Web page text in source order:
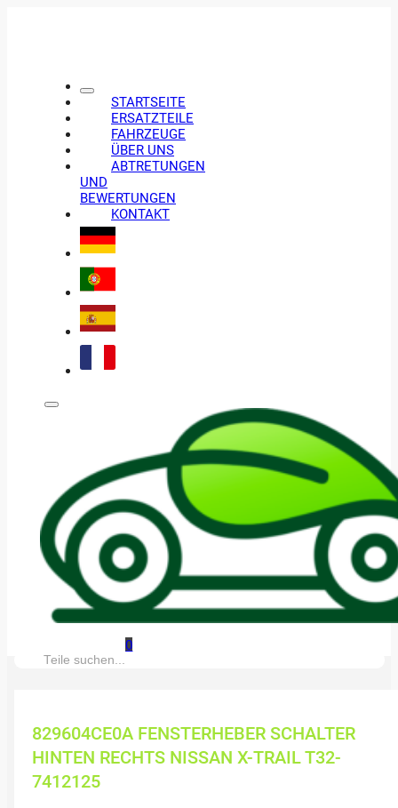
STARTSEITE
ERSATZTEILE
FAHRZEUGE
ÜBER UNS
ABTRETUNGEN
UND
BEWERTUNGEN
KONTAKT
0
Suche:
829604CE0A FENSTERHEBER SCHALTER
HINTEN RECHTS NISSAN X-TRAIL T32-
7412125